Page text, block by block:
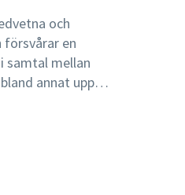
och
försvårar en
samtal mellan
annat upp
icke-verbal